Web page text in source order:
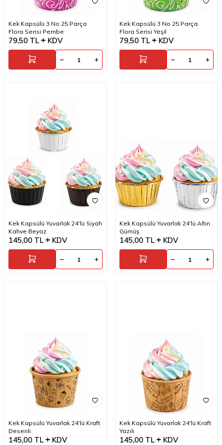
Kek Kapsülü 3 No 25 Parça
Flora Serisi Pembe
79,50 TL KDV
Kek Kapsülü 3 No 25 Parça
Flora Serisi Yeşil
79,50 TL KDV
Kek Kapsülü Yuvarlak 24'lü Siyah
Kahve Beyaz
145,00 TL KDV
Kek Kapsülü Yuvarlak 24'lü Altın
Gümüş
145,00 TL KDV
Kek Kapsülü Yuvarlak 24'lü Kraft
Desenli
145,00 TL KDV
Kek Kapsülü Yuvarlak 24'lü Kraft
Yazılı
145,00 TL KDV